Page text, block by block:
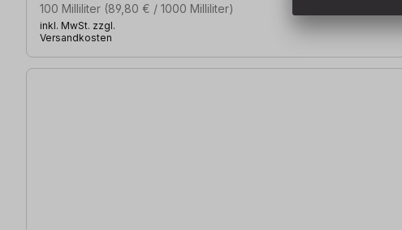
100 Milliliter (89,80 € / 1000 Milliliter)
inkl. MwSt. zzgl.
Versandkosten